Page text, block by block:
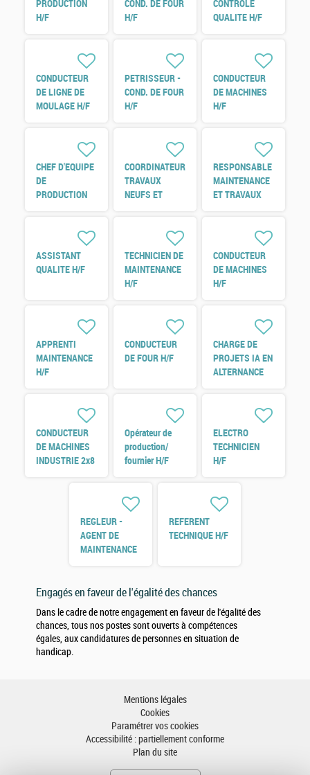
PRODUCTION
H/F
COND. DE FOUR
H/F
CONTROLE
QUALITE H/F
CONDUCTEUR
DE LIGNE DE
MOULAGE H/F
PETRISSEUR -
COND. DE FOUR
H/F
CONDUCTEUR
DE MACHINES
H/F
CHEF D'EQUIPE
DE
PRODUCTION
COORDINATEUR
TRAVAUX
NEUFS ET
RESPONSABLE
MAINTENANCE
ET TRAVAUX
ASSISTANT
QUALITE H/F
TECHNICIEN DE
MAINTENANCE
H/F
CONDUCTEUR
DE MACHINES
H/F
APPRENTI
MAINTENANCE
H/F
CONDUCTEUR
DE FOUR H/F
CHARGE DE
PROJETS IA EN
ALTERNANCE
CONDUCTEUR
DE MACHINES
INDUSTRIE 2x8
Opérateur de
production/
fournier H/F
ELECTRO
TECHNICIEN
H/F
REGLEUR -
AGENT DE
MAINTENANCE
REFERENT
TECHNIQUE H/F
Engagés en faveur de l'égalité des chances
Dans le cadre de notre engagement en faveur de l'égalité des
chances, tous nos postes sont ouverts à compétences
égales, aux candidatures de personnes en situation de
handicap.
Mentions légales
Cookies
Paramétrer vos cookies
Accessibilité : partiellement conforme
Plan du site